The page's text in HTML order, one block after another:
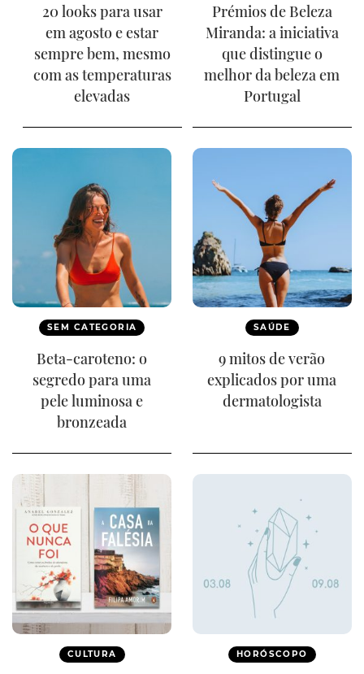
20 looks para usar
em agosto e estar
sempre bem, mesmo
com as temperaturas
elevadas
Prémios de Beleza
Miranda: a iniciativa
que distingue o
melhor da beleza em
Portugal
SEM CATEGORIA
Beta-caroteno: o
segredo para uma
pele luminosa e
bronzeada
SAÚDE
9 mitos de verão
explicados por uma
dermatologista
CULTURA HORÓSCOPO